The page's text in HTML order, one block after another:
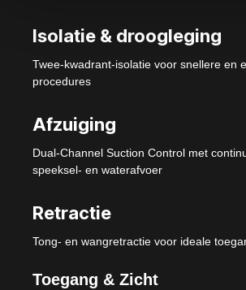
Isolatie & droogleging
Twee-kwadrant-isolatie voor snellere en
procedures
Afzuiging
Dual-Channel Suction Control met
speeksel- en waterafvoer
Retractie
Tong- en wangretractie voor ideale
Toegang & Zicht